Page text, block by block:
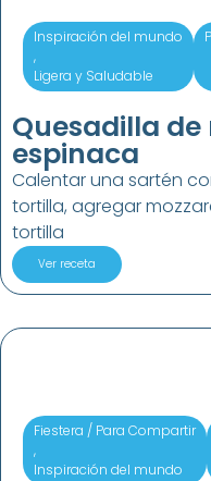
Inspiración del mundo
,
Ligera y Saludable
Quesadilla
espinaca
Calentar una sartén
tortilla, agregar
tortilla
Ver receta
Fiestera / Para Compartir
,
Inspiración del mundo